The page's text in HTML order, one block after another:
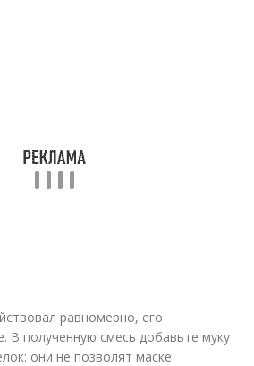
равномерно, его
В полученную смесь добавьте муку
они не позволят маске